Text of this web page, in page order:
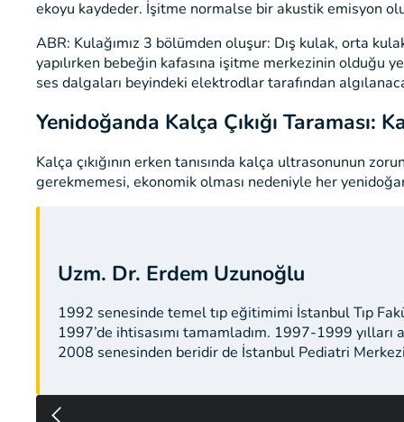
ekoyu kaydeder. İşitme normalse bir akustik emisyon
ABR: Kulağımız 3 bölümden oluşur: Dış kulak, orta
yapılırken bebeğin kafasına işitme merkezinin olduğu
ses dalgaları beyindeki elektrodlar tarafından
Yenidoğanda Kalça Çıkığı Taraması:
Kalça çıkığının erken tanısında kalça ultrasonunun
gerekmemesi, ekonomik olması nedeniyle her
Uzm. Dr. Erdem Uzunoğlu
1992 senesinde temel tıp eğitimimi İstanbul Tıp
1997’de ihtisasımı tamamladım. 1997-1999
2008 senesinden beridir de İstanbul Pediatri